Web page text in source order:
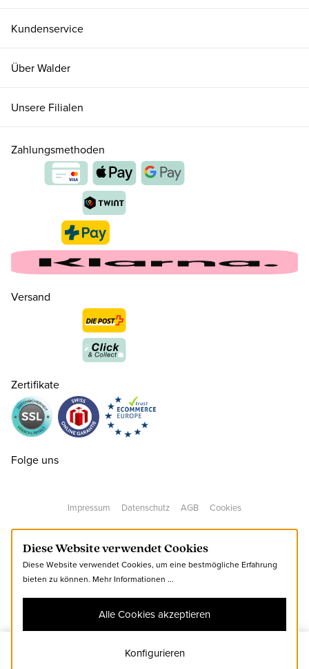
35 ( 2½ ) CHF 120.00
CHF 120.00
36 ( 3½ ) CHF 120.00
37 ( 4 ) CHF 120.00
CHF 120.00
38 ( 5 ) CHF 120.00
38.5 ( 5½ ) CHF 120.00
40 ( 6½ ) CHF 120.00
40.5 ( 7 ) CHF 120.00
Zum Warenkorb hinzufügen
Kundenservice
Über Walder
Unsere Filialen
Zahlungsmethoden
Versand
Zertifikate
Folge uns
Impressum Datenschutz AGB Cookies
Diese Website verwendet Cookies
Diese Website verwendet Cookies, um eine bestmögliche Erfahrung
bieten zu können. Mehr Informationen ...
Konfigurieren
Alle Cookies akzeptieren